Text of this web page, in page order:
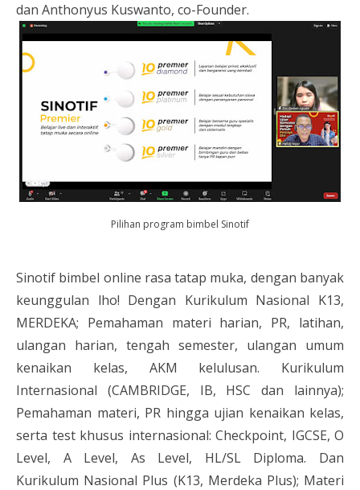
dan Anthonyus Kuswanto, co-Founder.
Pilihan program bimbel Sinotif
Sinotif bimbel online rasa tatap muka, dengan banyak
keunggulan lho! Dengan Kurikulum Nasional K13,
MERDEKA; Pemahaman materi harian, PR, latihan,
ulangan harian, tengah semester, ulangan umum
kenaikan kelas, AKM kelulusan. Kurikulum
Internasional (CAMBRIDGE, IB, HSC dan lainnya);
Pemahaman materi, PR hingga ujian kenaikan kelas,
serta test khusus internasional: Checkpoint, IGCSE, O
Level, A Level, As Level, HL/SL Diploma. Dan
Kurikulum Nasional Plus (K13, Merdeka Plus); Materi